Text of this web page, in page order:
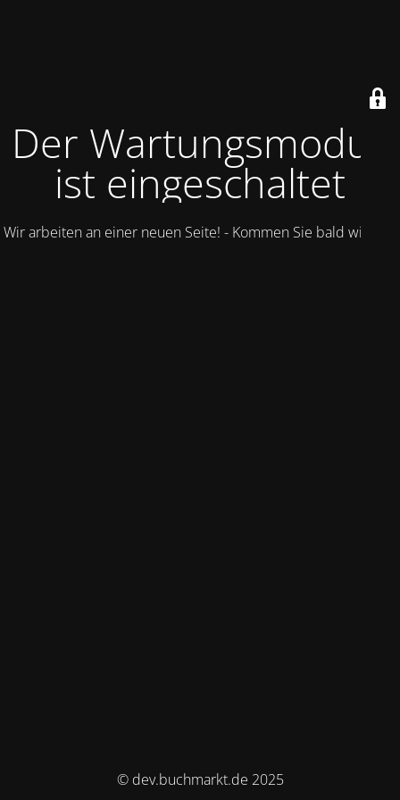
Der Wartungsmodus
ist eingeschaltet
Wir arbeiten an einer neuen Seite! - Kommen Sie bald wieder.
© dev.buchmarkt.de 2025